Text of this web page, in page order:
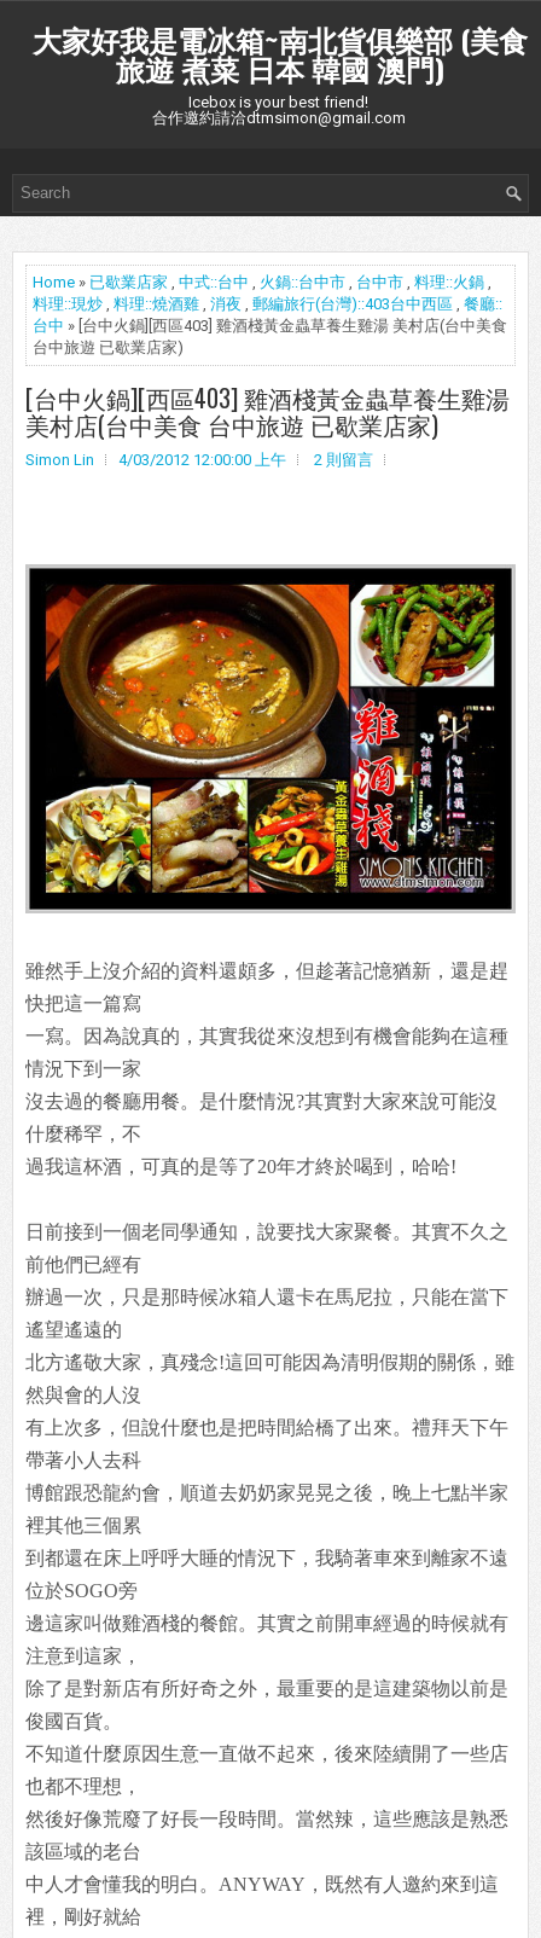
大家好我是電冰箱~南北貨俱樂部 (美食
旅遊 煮菜 日本 韓國 澳門)
Icebox is your best friend!
合作邀約請洽dtmsimon@gmail.com
Home » 已歇業店家 , 中式::台中 , 火鍋::台中市 , 台中市 , 料理::火鍋 ,
料理::現炒 , 料理::燒酒雞 , 消夜 , 郵編旅行(台灣)::403台中西區 , 餐廳::
台中 » [台中火鍋][西區403] 雞酒棧黃金蟲草養生雞湯 美村店(台中美食
台中旅遊 已歇業店家)
[台中火鍋][西區403] 雞酒棧黃金蟲草養生雞湯
美村店(台中美食 台中旅遊 已歇業店家)
Simon Lin 4/03/2012 12:00:00 上午 2 則留言
雖然手上沒介紹的資料還頗多，但趁著記憶猶新，還是趕
快把這一篇寫
一寫。因為說真的，其實我從來沒想到有機會能夠在這種
情況下到一家
沒去過的餐廳用餐。是什麼情況?其實對大家來說可能沒
什麼稀罕，不
過我這杯酒，可真的是等了20年才終於喝到，哈哈!
日前接到一個老同學通知，說要找大家聚餐。其實不久之
前他們已經有
辦過一次，只是那時候冰箱人還卡在馬尼拉，只能在當下
遙望遙遠的
北方遙敬大家，真殘念!這回可能因為清明假期的關係，雖
然與會的人沒
有上次多，但說什麼也是把時間給橋了出來。禮拜天下午
帶著小人去科
博館跟恐龍約會，順道去奶奶家晃晃之後，晚上七點半家
裡其他三個累
到都還在床上呼呼大睡的情況下，我騎著車來到離家不遠
位於SOGO旁
邊這家叫做雞酒棧的餐館。其實之前開車經過的時候就有
注意到這家，
除了是對新店有所好奇之外，最重要的是這建築物以前是
俊國百貨。
不知道什麼原因生意一直做不起來，後來陸續開了一些店
也都不理想，
然後好像荒廢了好長一段時間。當然辣，這些應該是熟悉
該區域的老台
中人才會懂我的明白。ANYWAY，既然有人邀約來到這
裡，剛好就給